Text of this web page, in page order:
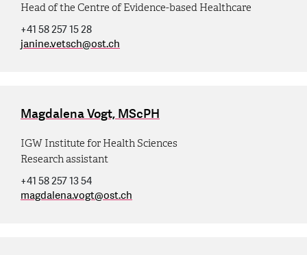
Head of the Centre of Evidence-based Healthcare
+41 58 257 15 28
janine.vetsch@ost.ch
Magdalena Vogt, MScPH
IGW Institute for Health Sciences
Research assistant
+41 58 257 13 54
magdalena.vogt@ost.ch